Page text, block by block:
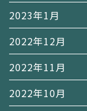
2023年1月
2022年12月
2022年11月
2022年10月